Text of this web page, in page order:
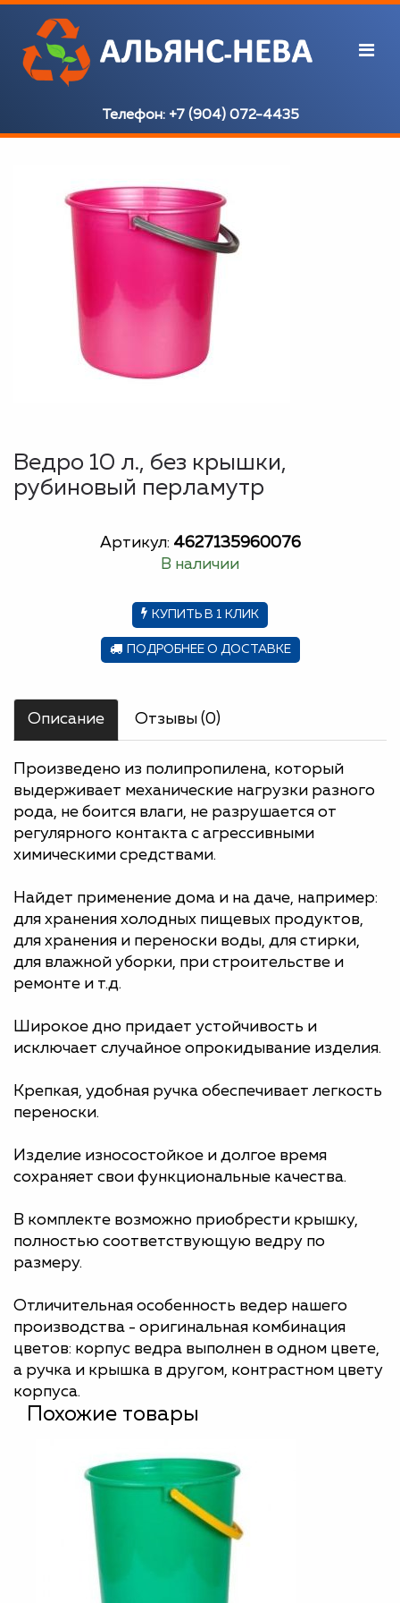
Телефон: +7 (904) 072-4435
Ведро 10 л., без крышки,
рубиновый перламутр
Артикул: 4627135960076
В наличии
КУПИТЬ В 1 КЛИК
ПОДРОБНЕЕ О ДОСТАВКЕ
Описание Отзывы (0)
Произведено из полипропилена, который
выдерживает механические нагрузки разного
рода, не боится влаги, не разрушается от
регулярного контакта с агрессивными
химическими средствами.
Найдет применение дома и на даче, например:
для хранения холодных пищевых продуктов,
для хранения и переноски воды, для стирки,
для влажной уборки, при строительстве и
ремонте и т.д.
Широкое дно придает устойчивость и
исключает случайное опрокидывание изделия.
Крепкая, удобная ручка обеспечивает легкость
переноски.
Изделие износостойкое и долгое время
сохраняет свои функциональные качества.
В комплекте возможно приобрести крышку,
полностью соответствующую ведру по
размеру.
Отличительная особенность ведер нашего
производства - оригинальная комбинация
цветов: корпус ведра выполнен в одном цвете,
а ручка и крышка в другом, контрастном цвету
корпуса.
Похожие товары